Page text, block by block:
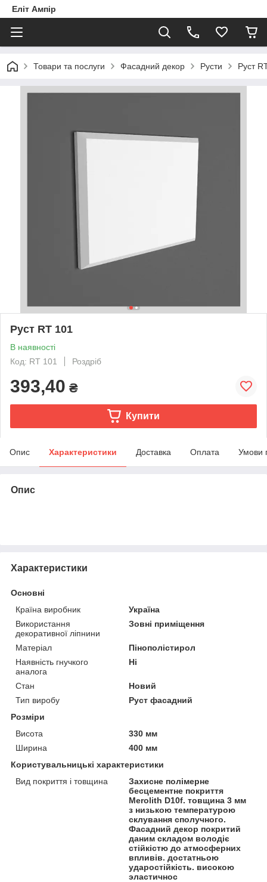
Еліт Ампір
Товари та послуги Фасадний декор Русти Руст
Руст RT 101
В наявності
Код: RT 101
Роздріб
393,40 ₴
Купити
Опис Характеристики Доставка Оплата Умови
Опис
Характеристики
Основні
Країна виробник
Україна
Використання
декоративної ліпнини
Зовні приміщення
Матеріал
Пінополістирол
Наявність гнучкого
аналога
Ні
Стан
Новий
Тип виробу
Руст фасадний
Розміри
Висота
330 мм
Ширина
400 мм
Користувальницькі характеристики
Вид покриття і товщина
Захисне полімерне
бесцементне покриття
Merolith D10f. товщина 3 мм
з низькою температурою
склування сполучного.
Фасадний декор покритий
даним складом володіє
стійкістю до атмосферних
впливів. достатньою
ударостійкість. високою
эластичнос